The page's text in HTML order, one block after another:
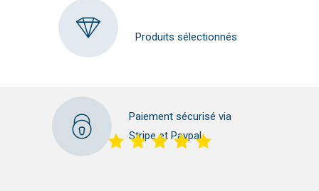
Produits sélectionnés
Paiement sécurisé via
Stripe et Paypal